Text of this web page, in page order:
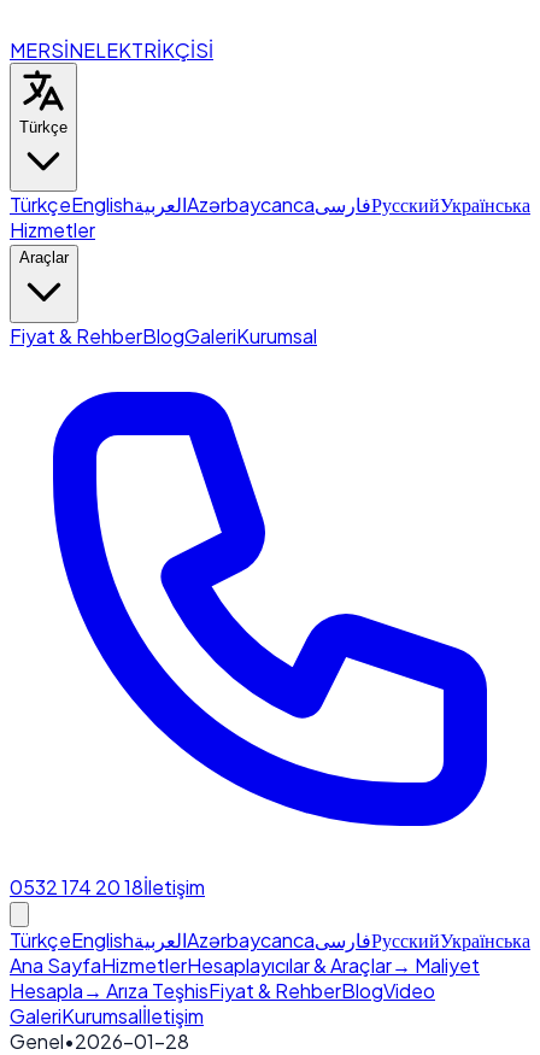
MERSİNELEKTRİKÇİSİ
Türkçe
TürkçeEnglishالعربيةAzərbaycancaفارسیРусскийУкраїнська
Hizmetler
Araçlar
Fiyat & RehberBlogGaleriKurumsal
0532 174 20 18İletişim
TürkçeEnglishالعربيةAzərbaycancaفارسیРусскийУкраїнська
Ana SayfaHizmetlerHesaplayıcılar & Araçlar→ Maliyet
Hesapla→ Arıza TeşhisFiyat & RehberBlogVideo
GaleriKurumsalİletişim
Genel•2026-01-28